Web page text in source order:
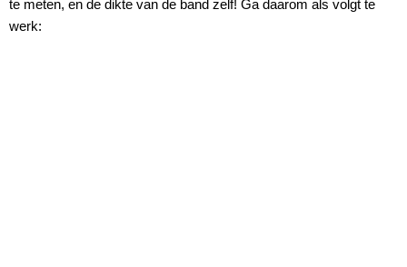
te meten, en de dikte van de band zelf! Ga daarom als volgt te
werk: